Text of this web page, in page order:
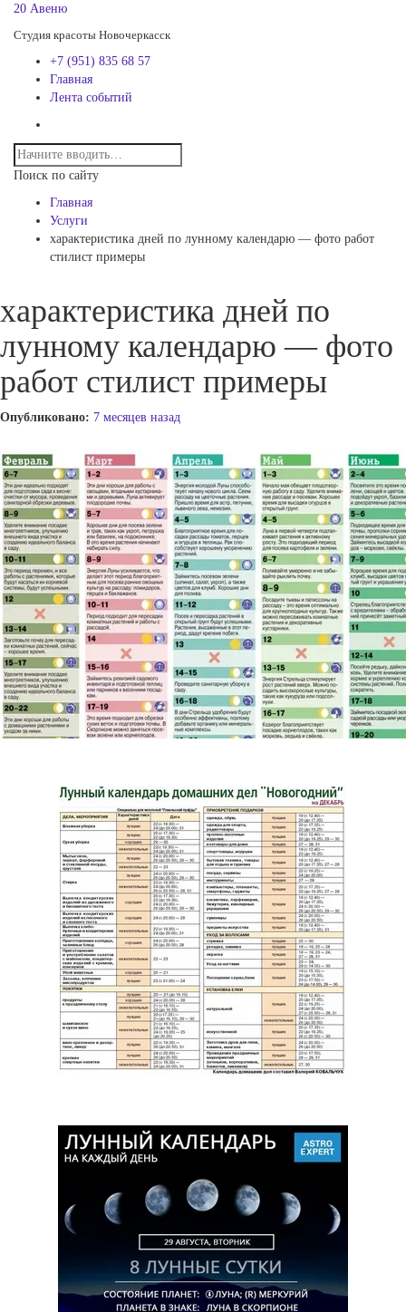
20 Авеню
Студия красоты Новочеркасск
+7 (951) 835 68 57
Главная
Лента событий
Поиск по сайту
Главная
Услуги
характеристика дней по лунному календарю — фото работ
стилист примеры
характеристика дней по
лунному календарю — фото
работ стилист примеры
Опубликовано: 7 месяцев назад